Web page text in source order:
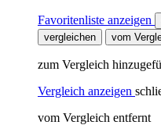
Favoritenliste anzeigen
vergleichen
vom
zum Vergleich
Vergleich anzeigen
vom Vergleich entfernt